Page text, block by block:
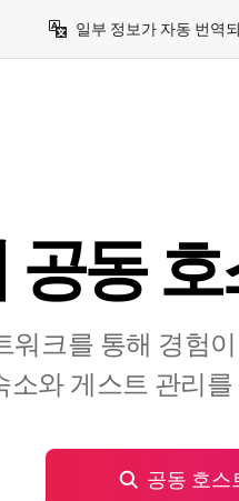
일부 정보가 자동 번역
공⁠동
워크를 통해 경험
소⁠와 게⁠스⁠트 관⁠리⁠
공동 호스